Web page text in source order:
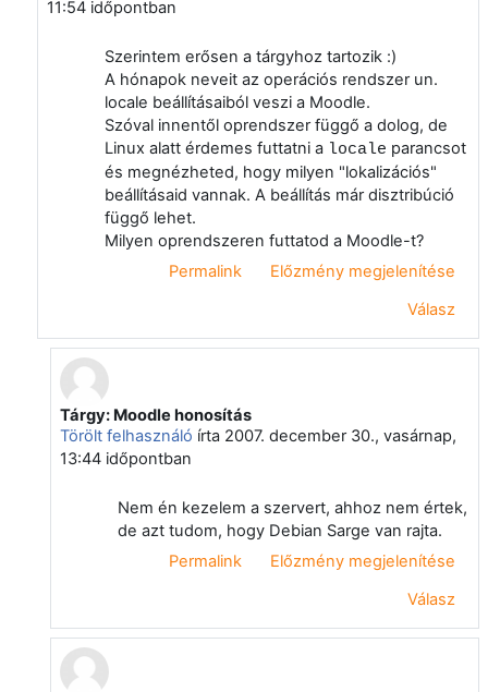
11:54időpontban
Szerintem erősen a tárgyhoz tartozik :)
A hónapok neveit az operációs rendszer un.
locale beállításaiból veszi a Moodle.
Szóval innentől oprendszer függő a dolog, de
Linux alatt érdemes futtatni a locale parancsot
és megnézheted, hogy milyen "lokalizációs"
beállításaid vannak. A beállítás már disztribúció
függő lehet.
Milyen oprendszeren futtatod a Moodle-t?
Permalink
Előzmény megjelenítése
Válasz
Válasz erre: Vágvölgyi Csaba
Tárgy: Moodle honosítás
Törölt felhasználó írta 2007. december 30., vasárnap,
13:44időpontban
Nem én kezelem a szervert, ahhoz nem értek,
de azt tudom, hogy Debian Sarge van rajta.
Permalink
Előzmény megjelenítése
Válasz